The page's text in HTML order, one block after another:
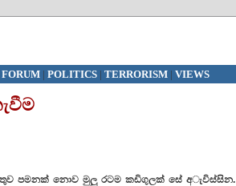
FORUM| POLITICS | TERRORISM| VIEWS
පමනක් නොව මුලු රටම කඩිගුලක් සේ අැවිස්සින.